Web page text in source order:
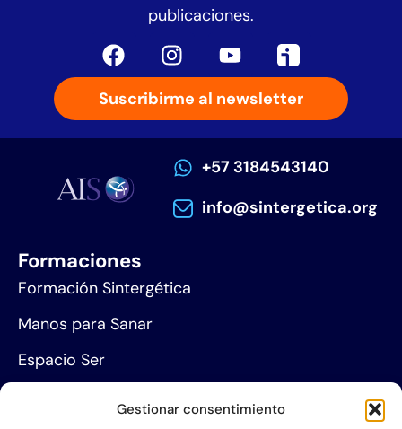
Gestionar consentimiento
publicaciones.
Suscribirme al newsletter
+57 3184543140
info@sintergetica.org
Formaciones
Formación Sintergética
Manos para Sanar
Espacio Ser